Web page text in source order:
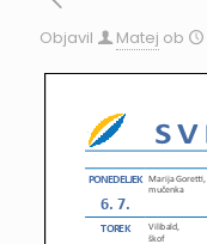
Objavil Matej ob